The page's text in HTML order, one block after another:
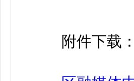
附件下载：